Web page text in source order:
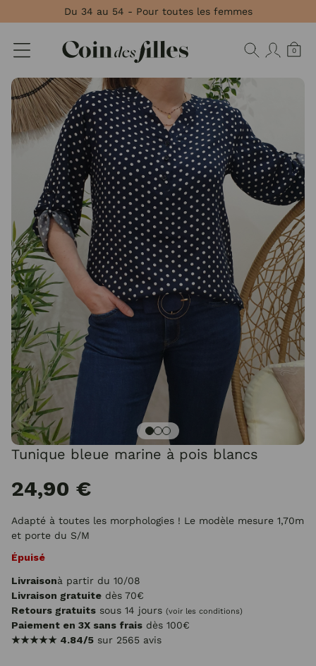
Du 34 au 54 - Pour toutes les femmes
0
Tunique bleue marine à pois blancs
24,90 €
Adapté à toutes les morphologies ! Le modèle mesure 1,70m
et porte du S/M
Épuisé
Livraisonà partir du 10/08
Livraison gratuite dès 70€
Retours gratuits sous 14 jours (voir les conditions)
Paiement en 3X sans frais dès 100€
★★★★★ 4.84/5 sur 2565 avis
Panneau de gestion des cookies